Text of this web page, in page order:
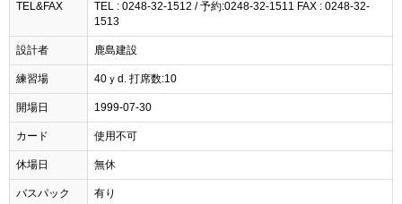
TEL&FAX
TEL : 0248-32-1512 / 予約:0248-32-1511 FAX : 0248-32-
1513
設計者 鹿島建設
練習場 40ｙd. 打席数:10
開場日 1999-07-30
カード 使用不可
休場日 無休
バスパック 有り